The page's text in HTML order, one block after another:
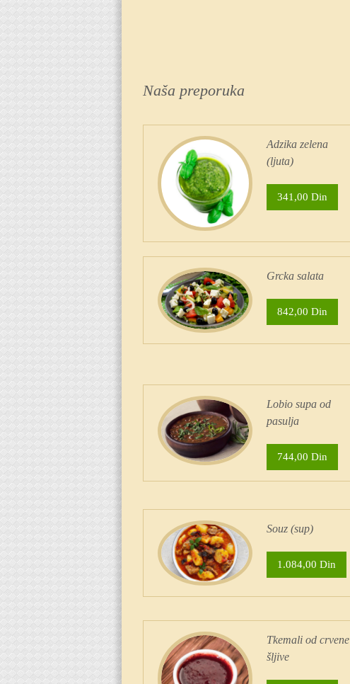
Naša preporuka
Adzika zelena
(ljuta)
341,00 Din
Grcka salata
842,00 Din
Lobio supa od
pasulja
744,00 Din
Souz (sup)
1.084,00 Din
Tkemali od crvene
šljive